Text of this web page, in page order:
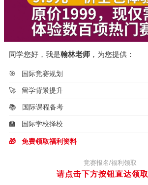
同学您好，我是翰林老师 ，为您提供：
🎯 国际竞赛规划
🚀 留学背景提升
📚 国际课程备考
🏫 国际学校择校
🎁 免费领取福利资料
竞赛报名/福利领取
请点击下方按钮直达领取